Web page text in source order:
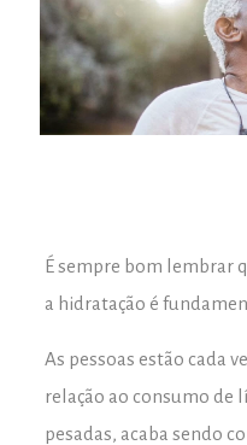
É sempre bom lembrar
a hidratação é
As pessoas estão cada
relação ao consumo de
pesadas, acaba sendo